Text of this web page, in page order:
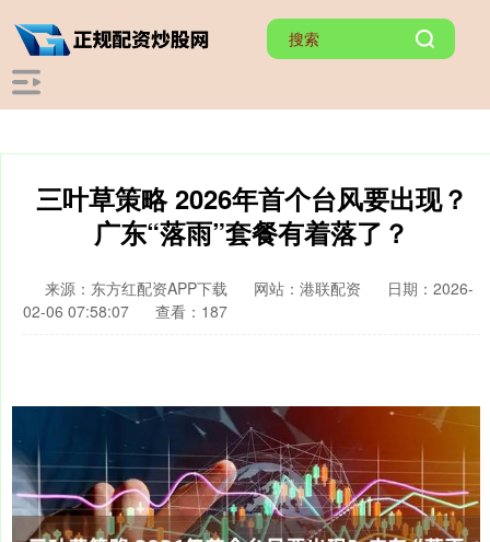
三叶草策略 2026年首个台风要出现？
广东“落雨”套餐有着落了？
来源：东方红配资APP下载 网站：港联配资
日期：2026-
02-06 07:58:07
查看：187